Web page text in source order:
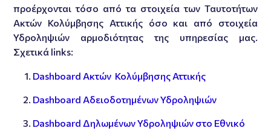
προέρχονται τόσο από τα στοιχεία των Ταυτοτήτων
Ακτών Κολύμβησης Αττικής όσο και από στοιχεία
Υδροληψιών αρμοδιότητας της υπηρεσίας μας.
Σχετικά links:
Dashboard Ακτών Κολύμβησης Αττικής
Dashboard Αδειοδοτημένων Υδροληψιών
Dashboard Δηλωμένων Υδροληψιών στο Εθνικό